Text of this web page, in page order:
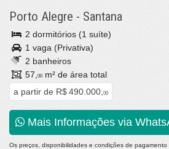
Porto Alegre - Santana
2 dormitórios (1 suíte)
1 vaga (Privativa)
2 banheiros
57, 00 m² de área total
a partir de R$ 490.000, 00
Mais Informações via
Os preços, disponibilidades e condições de